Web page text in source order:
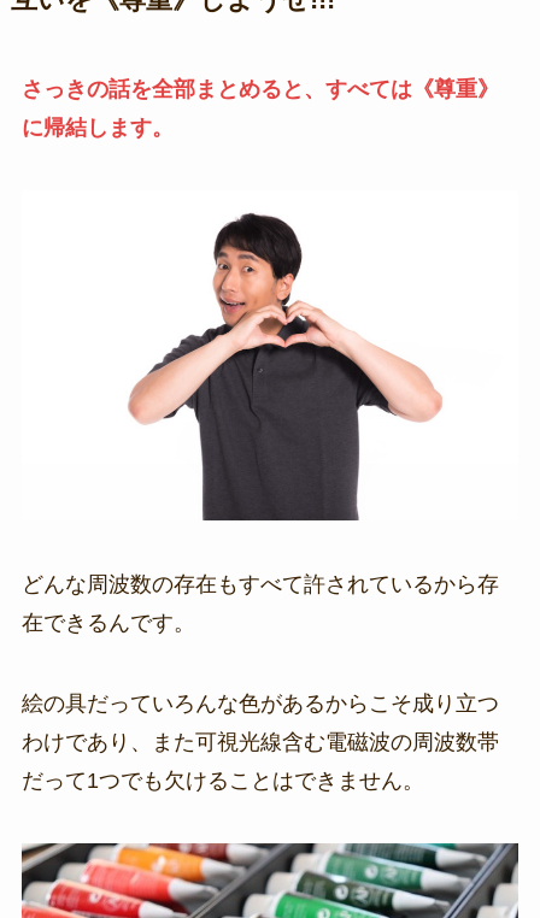
さっきの話を全部まとめると、すべては《尊重》
に帰結します。
どんな周波数の存在もすべて許されているから存
在できるんです。
絵の具だっていろんな色があるからこそ成り立つ
わけであり、また可視光線含む電磁波の周波数帯
だって1つでも欠けることはできません。